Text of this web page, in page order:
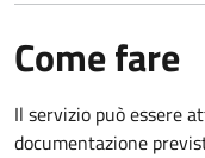
Come fare
Il servizio può essere
documentazione